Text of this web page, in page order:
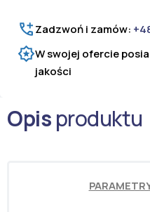
mm
Zadzwoń i zamów:
W swojej ofercie
jakości
Opisproduktu